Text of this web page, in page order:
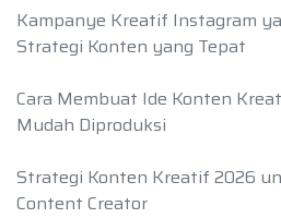
Kampanye Kreatif Instagram
Strategi Konten yang Tepat
Cara Membuat Ide Konten
Mudah Diproduksi
Strategi Konten Kreatif 2026
Content Creator